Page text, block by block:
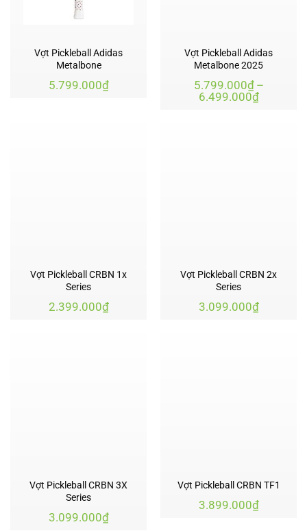
Vợt Pickleball Adidas
Metalbone
5.799.000₫
Vợt Pickleball Adidas
Metalbone 2025
5.799.000₫ –
6.499.000₫Khoảng
giá:
Vợt Pickleball CRBN 1x
Series
2.399.000₫
Vợt Pickleball CRBN 2x
Series
3.099.000₫
Vợt Pickleball CRBN 3X
Series
3.099.000₫
Vợt Pickleball CRBN TF1
3.899.000₫